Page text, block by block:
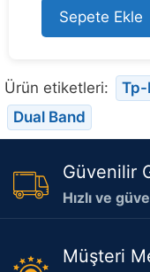
5
Sepete Ekle
Ürün etiketleri: Tp-
Dual Band
Güvenilir
Hızlı ve
Müşteri